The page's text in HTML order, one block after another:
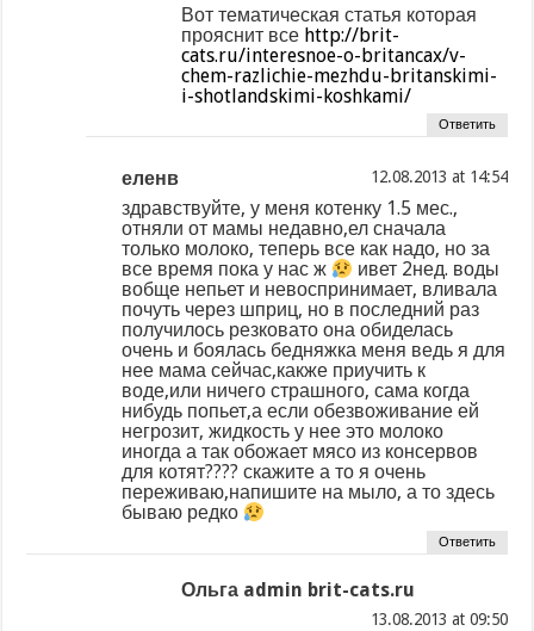
Вот тематическая статья которая
прояснит все http://brit-
cats.ru/interesnoe-o-britancax/v-
chem-razlichie-mezhdu-britanskimi-
i-shotlandskimi-koshkami/
Ответить
еленв at
здравствуйте, у меня котенку 1.5 мес.,
отняли от мамы недавно,ел сначала
только молоко, теперь все как надо, но за
все время пока у нас ж
ивет 2нед. воды
вобще непьет и невоспринимает, вливала
почуть через шприц, но в последний раз
получилось резковато она обиделась
очень и боялась бедняжка меня ведь я для
нее мама сейчас,какже приучить к
воде,или ничего страшного, сама когда
нибудь попьет,а если обезвоживание ей
негрозит, жидкость у нее это молоко
иногда а так обожает мясо из консервов
для котят???? скажите а то я очень
переживаю,напишите на мыло, а то здесь
бываю редко
Ответить
Ольга admin brit-cats.ru
at